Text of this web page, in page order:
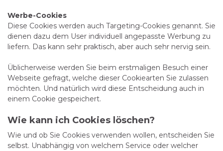
Werbe-Cookies
Diese Cookies werden auch Targeting-Cookies genannt. Sie
dienen dazu dem User individuell angepasste Werbung zu
liefern. Das kann sehr praktisch, aber auch sehr nervig sein.
Üblicherweise werden Sie beim erstmaligen Besuch einer
Webseite gefragt, welche dieser Cookiearten Sie zulassen
möchten. Und natürlich wird diese Entscheidung auch in
einem Cookie gespeichert.
Wie kann ich Cookies löschen?
Wie und ob Sie Cookies verwenden wollen, entscheiden Sie
selbst. Unabhängig von welchem Service oder welcher